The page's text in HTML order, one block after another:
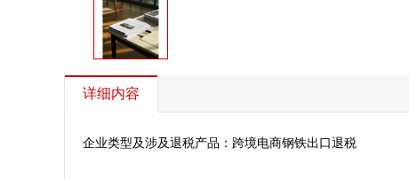
详细内容
企业类型及涉及退税产品：跨境电商钢铁出口退税